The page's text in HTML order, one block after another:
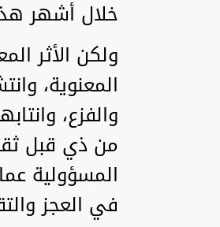
خلال أشهر
ولكن الأثر
المعنوية،
والفزع،
من ذي قبل
المسؤولية
في العجز